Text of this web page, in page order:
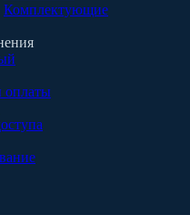
Комплектующие
оплаты